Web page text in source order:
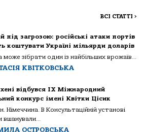
ВСІ СТАТТІ >
під загрозою: російські атаки портів
коштувати Україні мільярди доларів
може зібрати один із найбільших врожаїв...
КВІТКОВСЬКА
відбувся IX Міжнародний
конкурс імені Квітки Цісик
Німеччина. В Консультаційній установі
вшанували...
ОСТРОВСЬКА